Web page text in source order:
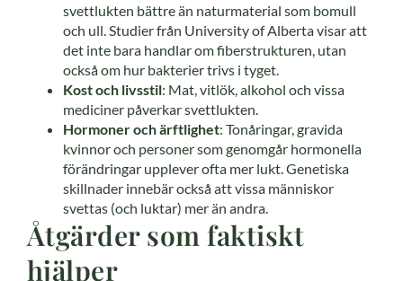
svettlukten bättre än naturmaterial som bomull
och ull. Studier från University of Alberta visar att
det inte bara handlar om fiberstrukturen, utan
också om hur bakterier trivs i tyget.
Kost och livsstil: Mat, vitlök, alkohol och vissa
mediciner påverkar svettlukten.
Hormoner och ärftlighet: Tonåringar, gravida
kvinnor och personer som genomgår hormonella
förändringar upplever ofta mer lukt. Genetiska
skillnader innebär också att vissa människor
svettas (och luktar) mer än andra.
Åtgärder som faktiskt
hjälper